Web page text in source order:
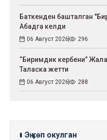
Баткенден башталган
Абадга келди
06 Август 2026 296
“Биримдик кербени”
Таласка жетти
06 Август 2026 288
Эң көп окулган